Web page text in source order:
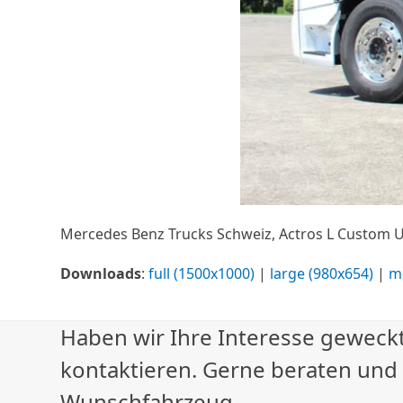
Mercedes Benz Trucks Schweiz, Actros L Custom
Downloads:full (1500x1000) | large (980x654) |
Haben wir Ihre Interesse
kontaktieren. Gerne beraten